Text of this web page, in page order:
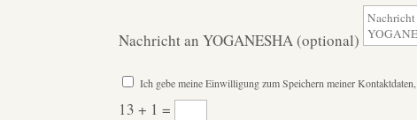
Nachricht an YOGANESHA (optional)
Ich gebe meine Einwilligung zum Speichern meiner
13 + 1 =